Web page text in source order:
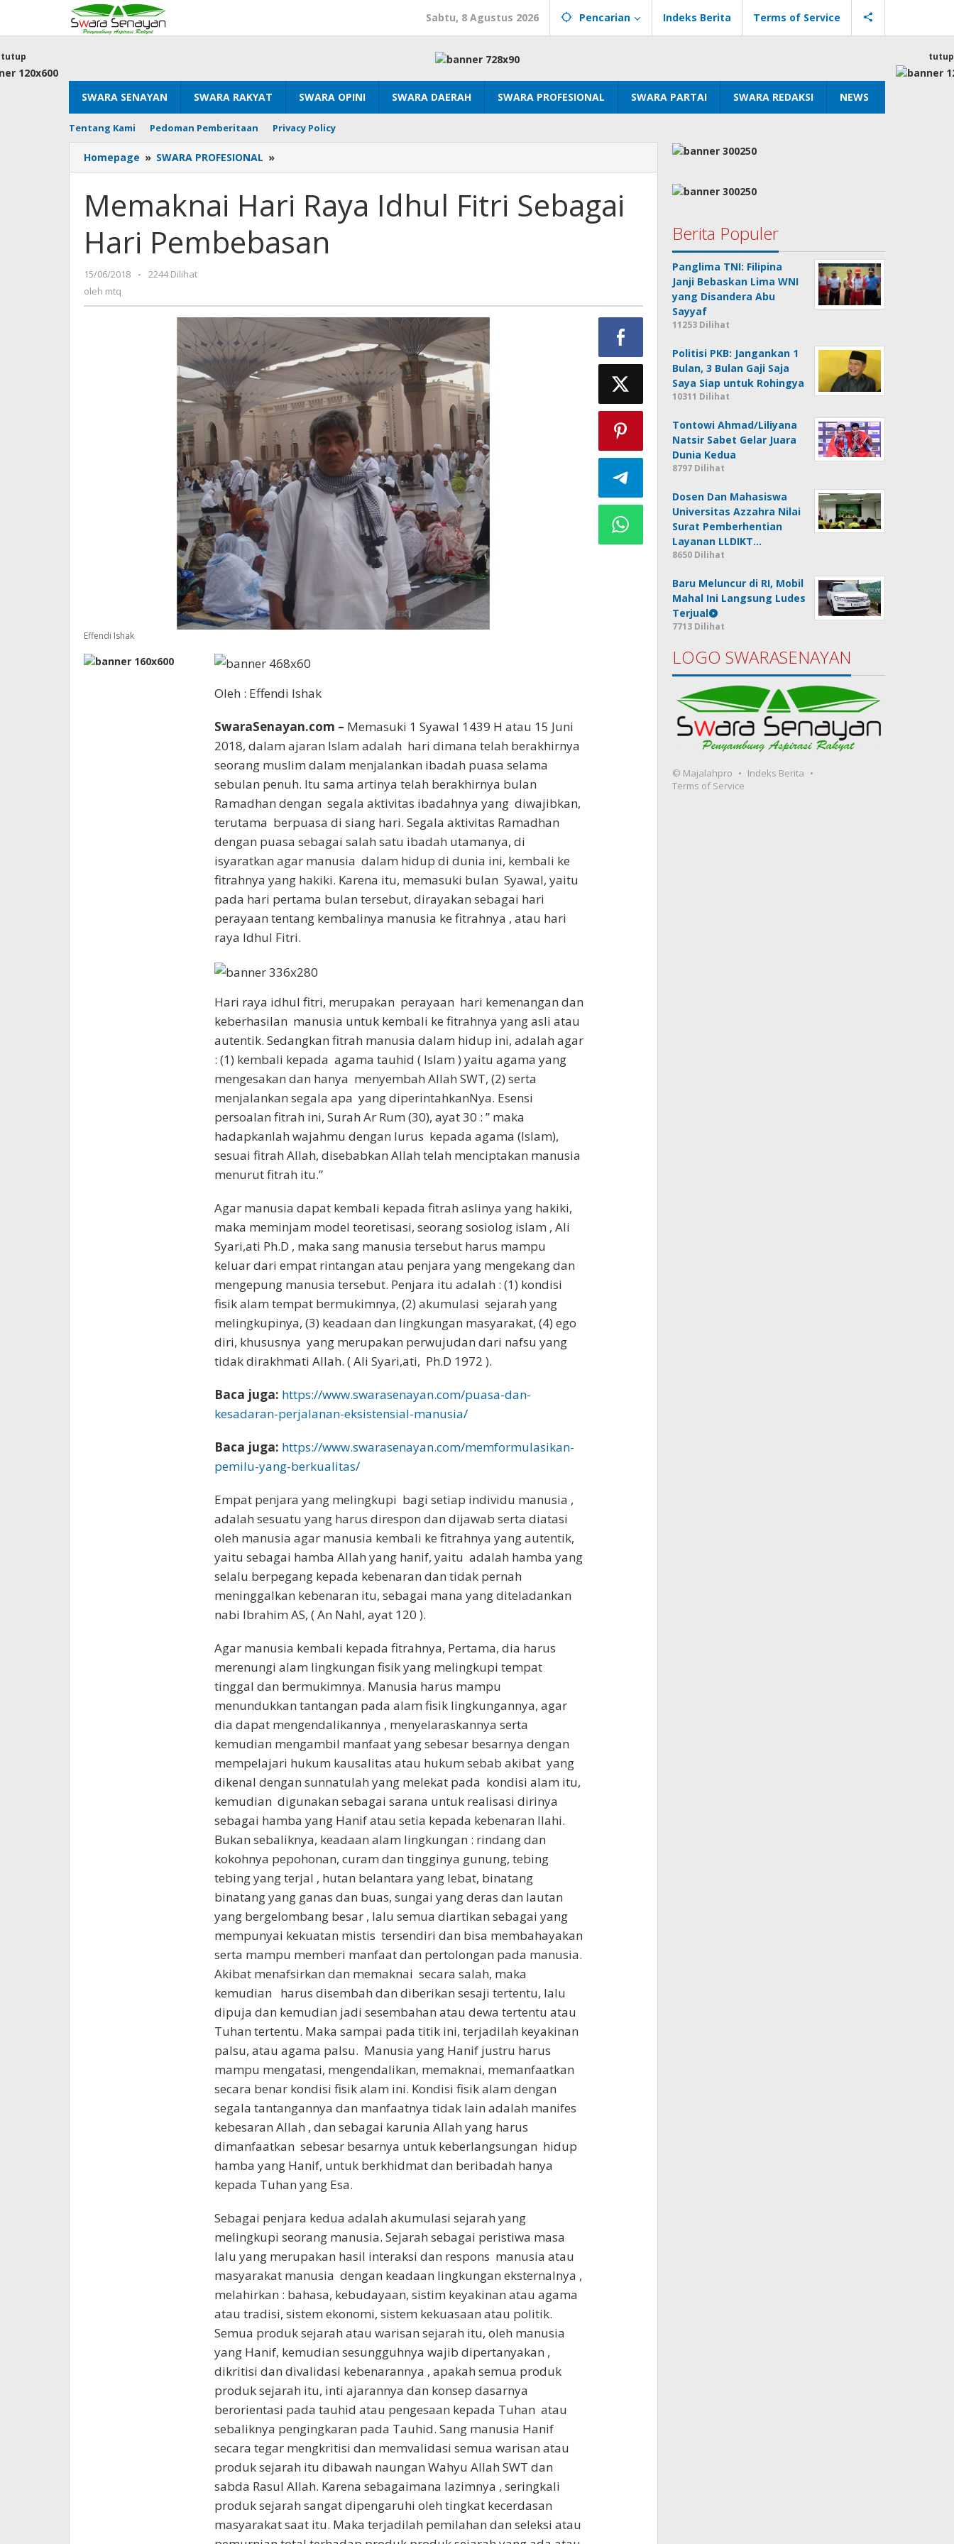
konten
Sabtu, 8 Agustus 2026 Pencarian Indeks Berita Terms of Service
SWARA SENAYAN SWARA RAKYAT SWARA OPINI SWARA DAERAH SWARA PROFESIONAL SWARA PARTAI SWARA REDAKSI NEWS
Tentang Kami Pedoman Pemberitaan Privacy Policy
tutup tutup
Homepage » SWARA PROFESIONAL »
Hari
Idhul
Fitri
Hari
Memaknai Hari Raya Idhul Fitri Sebagai
Hari Pembebasan
15/06/2018
oleh
-
2244 Dilihat
oleh mtq
Effendi Ishak
Oleh : Effendi Ishak
SwaraSenayan.com – Memasuki 1 Syawal 1439 H atau 15 Juni
2018, dalam ajaran Islam adalah hari dimana telah berakhirnya
seorang muslim dalam menjalankan ibadah puasa selama
sebulan penuh. Itu sama artinya telah berakhirnya bulan
Ramadhan dengan segala aktivitas ibadahnya yang diwajibkan,
terutama berpuasa di siang hari. Segala aktivitas Ramadhan
dengan puasa sebagai salah satu ibadah utamanya, di
isyaratkan agar manusia dalam hidup di dunia ini, kembali ke
fitrahnya yang hakiki. Karena itu, memasuki bulan Syawal, yaitu
pada hari pertama bulan tersebut, dirayakan sebagai hari
perayaan tentang kembalinya manusia ke fitrahnya , atau hari
raya Idhul Fitri.
Hari raya idhul fitri, merupakan perayaan hari kemenangan dan
keberhasilan manusia untuk kembali ke fitrahnya yang asli atau
autentik. Sedangkan fitrah manusia dalam hidup ini, adalah agar
: (1) kembali kepada agama tauhid ( Islam ) yaitu agama yang
mengesakan dan hanya menyembah Allah SWT, (2) serta
menjalankan segala apa yang diperintahkanNya. Esensi
persoalan fitrah ini, Surah Ar Rum (30), ayat 30 : ” maka
hadapkanlah wajahmu dengan lurus kepada agama (Islam),
sesuai fitrah Allah, disebabkan Allah telah menciptakan manusia
menurut fitrah itu.”
Agar manusia dapat kembali kepada fitrah aslinya yang hakiki,
maka meminjam model teoretisasi, seorang sosiolog islam , Ali
Syari,ati Ph.D , maka sang manusia tersebut harus mampu
keluar dari empat rintangan atau penjara yang mengekang dan
mengepung manusia tersebut. Penjara itu adalah : (1) kondisi
fisik alam tempat bermukimnya, (2) akumulasi sejarah yang
melingkupinya, (3) keadaan dan lingkungan masyarakat, (4) ego
diri, khususnya yang merupakan perwujudan dari nafsu yang
tidak dirakhmati Allah. ( Ali Syari,ati, Ph.D 1972 ).
Baca juga: https://www.swarasenayan.com/puasa-dan-
kesadaran-perjalanan-eksistensial-manusia/
Baca juga: https://www.swarasenayan.com/memformulasikan-
pemilu-yang-berkualitas/
Empat penjara yang melingkupi bagi setiap individu manusia ,
adalah sesuatu yang harus direspon dan dijawab serta diatasi
oleh manusia agar manusia kembali ke fitrahnya yang autentik,
yaitu sebagai hamba Allah yang hanif, yaitu adalah hamba yang
selalu berpegang kepada kebenaran dan tidak pernah
meninggalkan kebenaran itu, sebagai mana yang diteladankan
nabi Ibrahim AS, ( An Nahl, ayat 120 ).
Agar manusia kembali kepada fitrahnya, Pertama, dia harus
merenungi alam lingkungan fisik yang melingkupi tempat
tinggal dan bermukimnya. Manusia harus mampu
menundukkan tantangan pada alam fisik lingkungannya, agar
dia dapat mengendalikannya , menyelaraskannya serta
kemudian mengambil manfaat yang sebesar besarnya dengan
mempelajari hukum kausalitas atau hukum sebab akibat yang
dikenal dengan sunnatulah yang melekat pada kondisi alam itu,
kemudian digunakan sebagai sarana untuk realisasi dirinya
sebagai hamba yang Hanif atau setia kepada kebenaran Ilahi.
Bukan sebaliknya, keadaan alam lingkungan : rindang dan
kokohnya pepohonan, curam dan tingginya gunung, tebing
tebing yang terjal , hutan belantara yang lebat, binatang
binatang yang ganas dan buas, sungai yang deras dan lautan
yang bergelombang besar , lalu semua diartikan sebagai yang
mempunyai kekuatan mistis tersendiri dan bisa membahayakan
serta mampu memberi manfaat dan pertolongan pada manusia.
Akibat menafsirkan dan memaknai secara salah, maka
kemudian harus disembah dan diberikan sesaji tertentu, lalu
dipuja dan kemudian jadi sesembahan atau dewa tertentu atau
Tuhan tertentu. Maka sampai pada titik ini, terjadilah keyakinan
palsu, atau agama palsu. Manusia yang Hanif justru harus
mampu mengatasi, mengendalikan, memaknai, memanfaatkan
secara benar kondisi fisik alam ini. Kondisi fisik alam dengan
segala tantangannya dan manfaatnya tidak lain adalah manifes
kebesaran Allah , dan sebagai karunia Allah yang harus
dimanfaatkan sebesar besarnya untuk keberlangsungan hidup
hamba yang Hanif, untuk berkhidmat dan beribadah hanya
kepada Tuhan yang Esa.
Sebagai penjara kedua adalah akumulasi sejarah yang
melingkupi seorang manusia. Sejarah sebagai peristiwa masa
lalu yang merupakan hasil interaksi dan respons manusia atau
masyarakat manusia dengan keadaan lingkungan eksternalnya ,
melahirkan : bahasa, kebudayaan, sistim keyakinan atau agama
atau tradisi, sistem ekonomi, sistem kekuasaan atau politik.
Semua produk sejarah atau warisan sejarah itu, oleh manusia
yang Hanif, kemudian sesungguhnya wajib dipertanyakan ,
dikritisi dan divalidasi kebenarannya , apakah semua produk
produk sejarah itu, inti ajarannya dan konsep dasarnya
berorientasi pada tauhid atau pengesaan kepada Tuhan atau
sebaliknya pengingkaran pada Tauhid. Sang manusia Hanif
secara tegar mengkritisi dan memvalidasi semua warisan atau
produk sejarah itu dibawah naungan Wahyu Allah SWT dan
sabda Rasul Allah. Karena sebagaimana lazimnya , seringkali
produk sejarah sangat dipengaruhi oleh tingkat kecerdasan
masyarakat saat itu. Maka terjadilah pemilahan dan seleksi atau
Berita Populer
Panglima TNI: Filipina
Janji Bebaskan Lima WNI
yang Disandera Abu
Sayyaf
11253 Dilihat
Politisi PKB: Jangankan 1
Bulan, 3 Bulan Gaji Saja
Saya Siap untuk Rohingya
10311 Dilihat
Tontowi Ahmad/Liliyana
Natsir Sabet Gelar Juara
Dunia Kedua
8797 Dilihat
Dosen Dan Mahasiswa
Universitas Azzahra Nilai
Surat Pemberhentian
Layanan LLDIKT…
8650 Dilihat
Baru Meluncur di RI, Mobil
Mahal Ini Langsung Ludes
Terjual
7713 Dilihat
LOGO SWARASENAYAN
© Majalahpro
Indeks Berita
Terms of Service